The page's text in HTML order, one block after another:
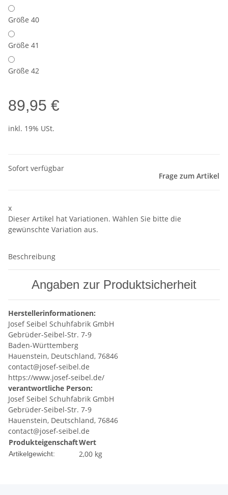
Größe 40
Größe 41
Größe 42
89,95 €
inkl. 19% USt.
Sofort verfügbar
Frage zum Artikel
x
Dieser Artikel hat Variationen. Wählen Sie bitte die
gewünschte Variation aus.
Beschreibung
Angaben zur Produktsicherheit
Herstellerinformationen:
Josef Seibel Schuhfabrik GmbH
Gebrüder-Seibel-Str. 7-9
Baden-Württemberg
Hauenstein, Deutschland, 76846
contact@josef-seibel.de
https://www.josef-seibel.de/
verantwortliche Person:
Josef Seibel Schuhfabrik GmbH
Gebrüder-Seibel-Str. 7-9
Hauenstein, Deutschland, 76846
contact@josef-seibel.de
ProdukteigenschaftWert
Artikelgewicht: 2,00 kg